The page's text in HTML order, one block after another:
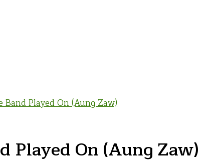
Band Played On (Aung Zaw)
Played On (Aung Zaw)